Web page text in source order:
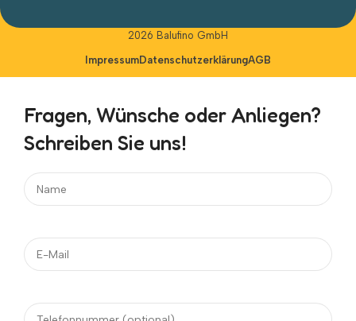
2026 Balufino GmbH
ImpressumDatenschutzerklärungAGB
Fragen, Wünsche oder Anliegen?
Schreiben Sie uns!